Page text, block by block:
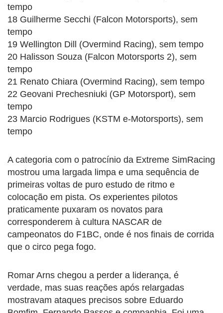
tempo
18 Guilherme Secchi (Falcon Motorsports), sem
tempo
19 Wellington Dill (Overmind Racing), sem tempo
20 Halisson Souza (Falcon Motorsports 2), sem
tempo
21 Renato Chiara (Overmind Racing), sem tempo
22 Geovani Prechesniuki (GP Motorsport), sem
tempo
23 Marcio Rodrigues (KSTM e-Motorsports), sem
tempo
A categoria com o patrocínio da Extreme SimRacing
mostrou uma largada limpa e uma sequência de
primeiras voltas de puro estudo de ritmo e
colocação em pista. Os experientes pilotos
praticamente puxaram os novatos para
corresponderem à cultura NASCAR de
campeonatos do F1BC, onde é nos finais de corrida
que o circo pega fogo.
Romar Arns chegou a perder a liderança, é
verdade, mas suas reações após relargadas
mostravam ataques precisos sobre Eduardo